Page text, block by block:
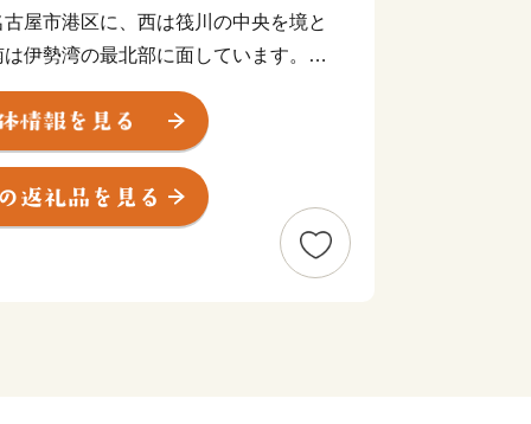
屋市港区に、西は筏川の中央を境と
伊勢湾の最北部に面しています。
さな村ですが、北部は農村地帯、南
、昔ながらの田園風景と、名古屋港
の機能が共存している村です。
野菜・温室野菜・花卉等の栽培が盛
部では金魚の養殖も行われていま